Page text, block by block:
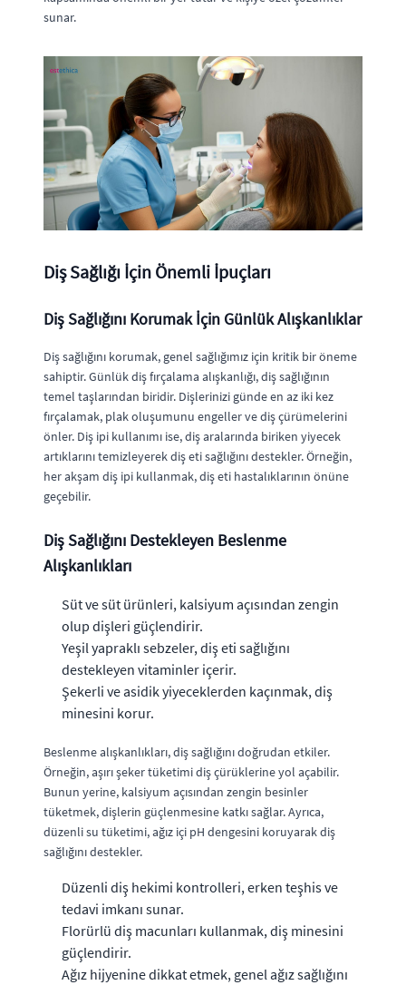
sunar.
Diş Sağlığı İçin Önemli İpuçları
Diş Sağlığını Korumak İçin Günlük Alışkanlıklar
Diş sağlığını korumak, genel sağlığımız için kritik bir öneme
sahiptir. Günlük diş fırçalama alışkanlığı, diş sağlığının
temel taşlarından biridir. Dişlerinizi günde en az iki kez
fırçalamak, plak oluşumunu engeller ve diş çürümelerini
önler. Diş ipi kullanımı ise, diş aralarında biriken yiyecek
artıklarını temizleyerek diş eti sağlığını destekler. Örneğin,
her akşam diş ipi kullanmak, diş eti hastalıklarının önüne
geçebilir.
Diş Sağlığını Destekleyen Beslenme
Alışkanlıkları
Süt ve süt ürünleri, kalsiyum açısından zengin
olup dişleri güçlendirir.
Yeşil yapraklı sebzeler, diş eti sağlığını
destekleyen vitaminler içerir.
Şekerli ve asidik yiyeceklerden kaçınmak, diş
minesini korur.
Beslenme alışkanlıkları, diş sağlığını doğrudan etkiler.
Örneğin, aşırı şeker tüketimi diş çürüklerine yol açabilir.
Bunun yerine, kalsiyum açısından zengin besinler
tüketmek, dişlerin güçlenmesine katkı sağlar. Ayrıca,
düzenli su tüketimi, ağız içi pH dengesini koruyarak diş
sağlığını destekler.
Düzenli diş hekimi kontrolleri, erken teşhis ve
tedavi imkanı sunar.
Florürlü diş macunları kullanmak, diş minesini
güçlendirir.
Ağız hijyenine dikkat etmek, genel ağız sağlığını